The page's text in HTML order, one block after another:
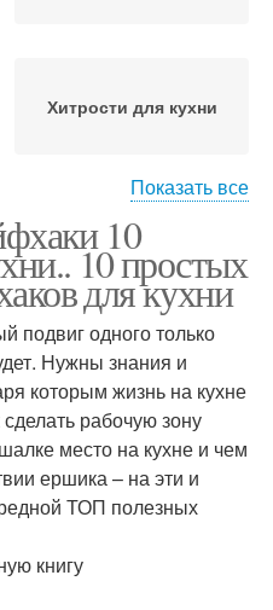
Хитрости для кухни
Емкостя для хранения
Места на кухне
Вещь для кухни
Показать все
10
10 простых
для кухни
подвиг одного только
Нужны знания и
которым жизнь на кухне
рабочую зону
место на кухне и чем
ершика – на эти и
ТОП полезных
книгу